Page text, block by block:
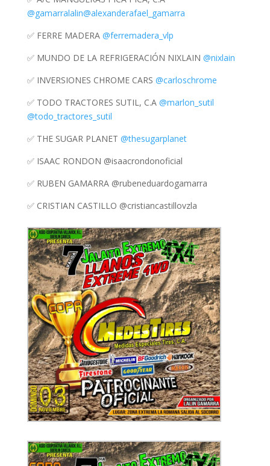
@gamarralalin@alexanderafael_gamarra
✅ FERRE MADERA @ferremadera_vlp
✅ MUNDO DE LA REFRIGERACIÓN NIXLAIN @nixlain
✅ INVERSIONES CHROME CARS @carloschrome
✅ TODO TRACTORES SUTIL, C.A @marlon_sutil
@todo_tractores_sutil
✅ THE SUGAR PLANET @thesugarplanet
✅ ISAAC RONDON @isaacrondonoficial
✅ RUBEN GAMARRA @rubeneduardogamarra
✅ CRISTIAN CASTILLO @cristiancastillovzla